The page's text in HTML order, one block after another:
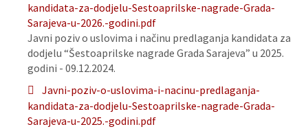
kandidata-za-dodjelu-Sestoaprilske-nagrade-Grada-
Sarajeva-u-2026.-godini.pdf
Javni poziv o uslovima i načinu predlaganja kandidata za
dodjelu “Šestoaprilske nagrade Grada Sarajeva” u 2025.
godini - 09.12.2024.
Javni-poziv-o-uslovima-i-nacinu-predlaganja-
kandidata-za-dodjelu-Sestoaprilske-nagrade-Grada-
Sarajeva-u-2025.-godini.pdf